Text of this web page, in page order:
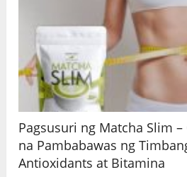
Pagsusuri ng Matcha Slim
na Pambabawas ng
Antioxidants at Bitamina